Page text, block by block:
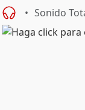
Sonido